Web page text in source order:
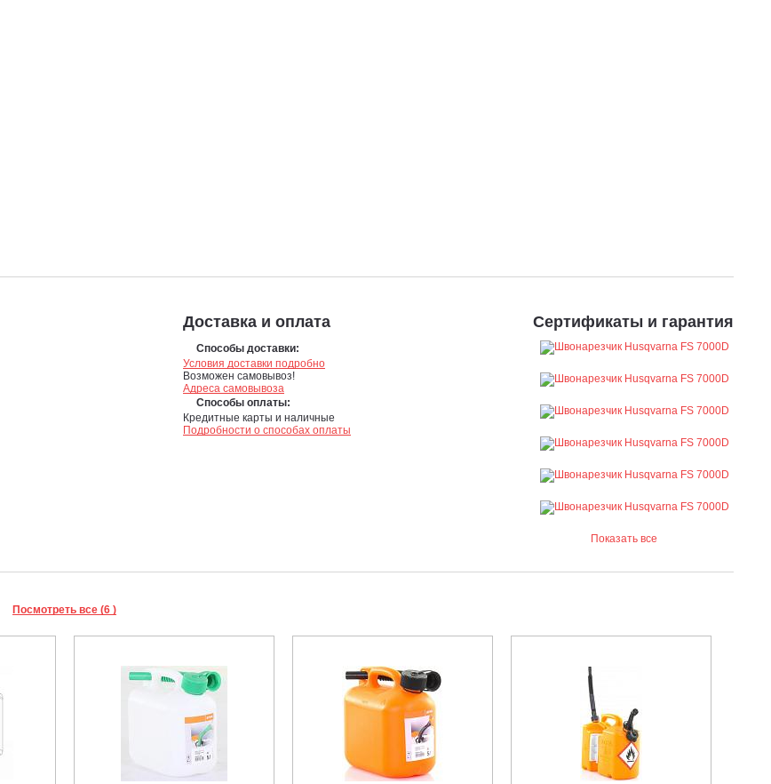
Доставка и оплата
Способы доставки:
Условия доставки подробно
Возможен самовывоз!
Адреса самовывоза
Способы оплаты:
Кредитные карты и наличные
Подробности о способах оплаты
Сертификаты и гарантия
Показать все
Посмотреть все (6 )